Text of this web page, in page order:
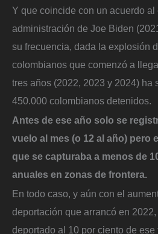
Y que coincide con un acuerdo
administración de Joe Biden
su frecuencia, dada la explosión
colombianos que comenzó a
tres años (2022, 2023 y 2024) ha
450.000 colombianos detenidos.
Antes de ese año solo se
vuelo al mes (o 12 al año) pero
que se capturaba a menos de
anuales en zonas de frontera.
En todo caso, y aún con el
deportación que arrancó en
deportado al 10 por ciento de ese